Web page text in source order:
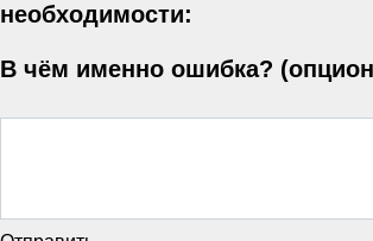
необходимости:
В чём именно ошибка?